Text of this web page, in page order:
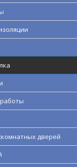
дверей